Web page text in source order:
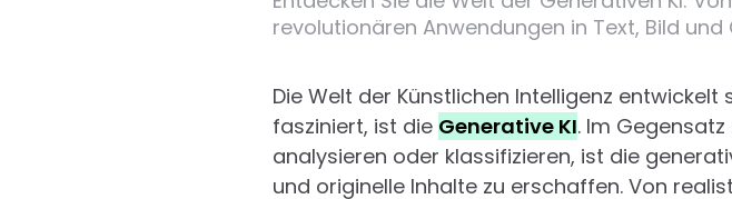
revolutionären Anwendungen in Text, Bild und
Die Welt der Künstlichen Intelligenz
fasziniert, ist die Generative KI. Im
analysieren oder klassifizieren, ist die
und originelle Inhalte zu erschaffen. Von